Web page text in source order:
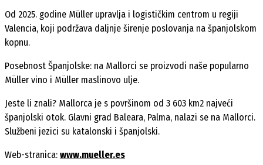
Od 2025. godine Müller upravlja i logističkim centrom u regiji
Valencia, koji podržava daljnje širenje poslovanja na španjolskom
kopnu.
Posebnost Španjolske: na Mallorci se proizvodi naše popularno
Müller vino i Müller maslinovo ulje.
Jeste li znali? Mallorca je s površinom od 3 603 km2 najveći
španjolski otok. Glavni grad Baleara, Palma, nalazi se na Mallorci.
Službeni jezici su katalonski i španjolski.
Web-stranica: www.mueller.es